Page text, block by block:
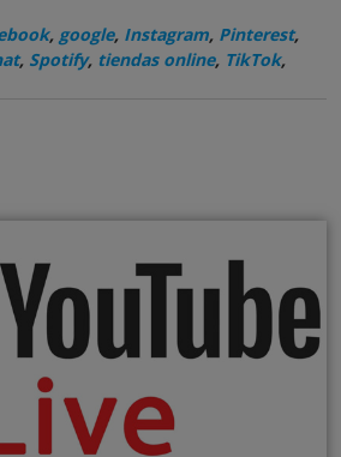
, google, Instagram, Pinterest,
, Spotify, tiendas online, TikTok,